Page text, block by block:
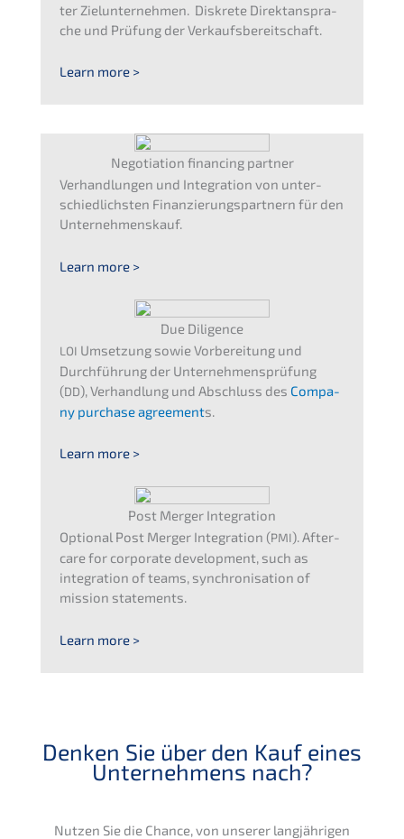
ter Zielun­ter­neh­men. Diskre­te Direkt­an­spra­
che und Prüfung der Verkaufsbereitschaft.
Learn more >
Negotia­ti­on finan­cing partner
Verhand­lun­gen und Integra­ti­on von unter­
schied­lichs­ten Finanz­ierungs­partnern für den
Unternehmenskauf.
Learn more >
Due Diligence
LOI Umset­zung sowie Vorbe­rei­tung und
Durch­füh­rung der Unter­neh­mens­prü­fung
(DD), Verhand­lung und Abschluss des Compa­
ny purcha­se agree­ments.
Learn more >
Post Merger Integration
Optio­nal Post Merger Integra­ti­on (PMI). After­
ca­re for corpo­ra­te develo­p­ment, such as
integra­ti­on of teams, synchro­ni­sa­ti­on of
missi­on statements.
Learn more >
Denken Sie über den Kauf eines
Unter­neh­mens nach?
Nutzen Sie die Chance, von unserer langjäh­ri­gen